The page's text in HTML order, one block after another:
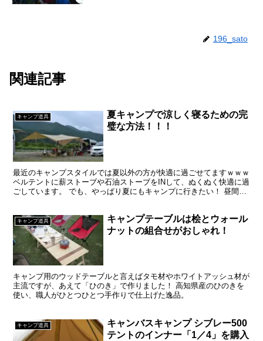
196_sato
関連記事
キャンプ道具
夏キャンプで涼しく寝るための完
璧な方法！！！
最近のキャンプスタイルでは夏以外の方が快適に過ごせてますｗｗｗ
ベルテントに薪ストーブや石油ストーブをINして、ぬくぬく快適に過
ごしています。 でも、やっぱり夏にもキャンプに行きたい！ 昼間の
キャンプ道具
キャンプテーブルは桧とウォール
ナットの組合せがおしゃれ！
キャンプ用のウッドテーブルと言えばタモ材やホワイトアッシュ材が
主流ですが、あえて「ひのき」で作りました！ 高知県産のひのきを
使い、職人がひとつひとつ手作りで仕上げた逸品。
キャンプ道具
キャンバスキャンプ シブレー500
テントのインナー「1／4」を購入